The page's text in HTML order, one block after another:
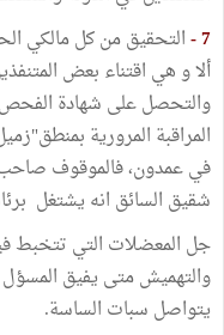
7 - التحقيق من كل مالكي
ألا و هي اقتناء بعض
والتحصل على شهادة
المراقبة المرورية
في عمدون، فالموقوف
شقيق السائق انه يشتغل
جل المعضلات التي تتخبط
والتهميش متى يفيق
يتواصل سبات الساسة.